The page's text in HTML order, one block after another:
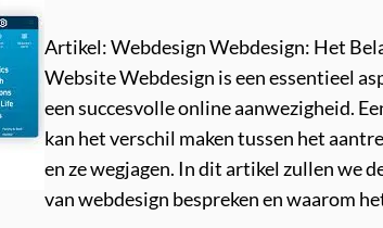
Artikel: Webdesign Webdesign: Het
Website Webdesign is een essentieel
een succesvolle online aanwezigheid.
kan het verschil maken tussen het
en ze wegjagen. In dit artikel zullen we
van webdesign bespreken en waarom